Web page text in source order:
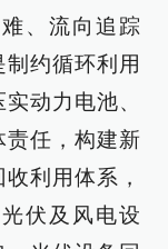
、流向追踪
约循环利用
动力电池、
责任，构建新
利用体系，
伏及风电设